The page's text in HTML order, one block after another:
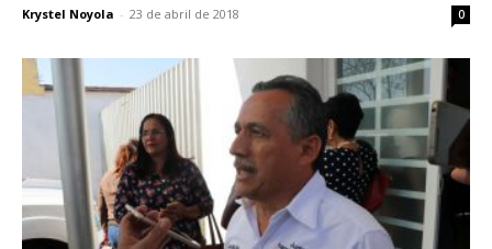
Krystel Noyola - 23 de abril de 2018 0